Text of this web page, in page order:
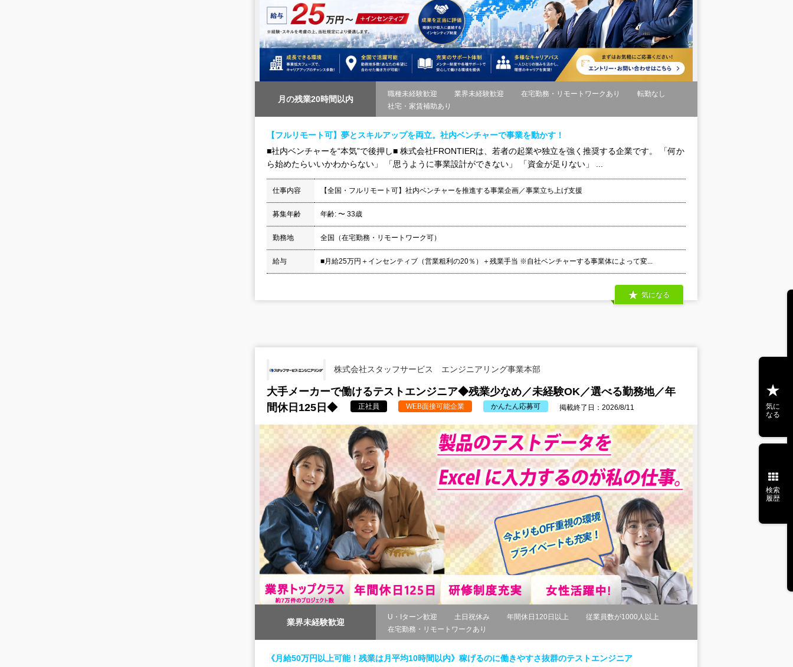
月の残業20時間以内
職種未経験歓迎 業界未経験歓迎 在宅勤務・リモートワークあり
転勤なし
社宅・家賃補助あり
【フルリモート可】夢とスキルアップを両立。社内ベンチャーで事業を動かす！
■社内ベンチャーを“本気”で後押し■ 株式会社FRONTIERは、若者の起業や独立を強く推奨する企業です。 「何か
ら始めたらいいかわからない」 「思うように事業設計ができない」 「資金が足りない」 ...
仕事内容 【全国・フルリモート可】社内ベンチャーを推進する事業企画／事業立ち上げ支援
募集年齢 年齢: 〜 33歳
勤務地 全国（在宅勤務・リモートワーク可）
給与 ■月給25万円＋インセンティブ（営業粗利の20％）＋残業手当 ※自社ベンチャーする事業体によって変...
気になる
株式会社スタッフサービス エンジニアリング事業本部
大手メーカーで働けるテストエンジニア◆残業少なめ／未経験OK／選べる勤務地／年
間休日125日◆
正社員 WEB面接可能企業 かんたん応募可 掲載終了日：2026/8/11
業界未経験歓迎
U・Iターン歓迎 土日祝休み 年間休日120日以上
従業員数が1000人以上
在宅勤務・リモートワークあり
《月給50万円以上可能！残業は月平均10時間以内》稼げるのに働きやすさ抜群のテストエンジニア
気に
なる
検索
履歴